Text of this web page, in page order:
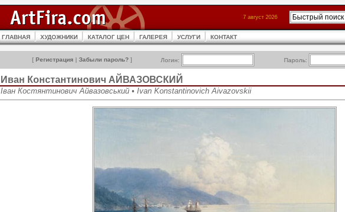
7 август 2026
ГЛАВНАЯ ХУДОЖНИКИ КАТАЛОГ ЦЕН ГАЛЕРЕЯ УСЛУГИ КОНТАКТ
[ Регистрация | Забыли пароль? ] Логин: Пароль:
Иван Константинович АЙВАЗОВСКИЙ
Іван Костянтинович Айвазовський • Ivan Konstantinovich Aivazovskii